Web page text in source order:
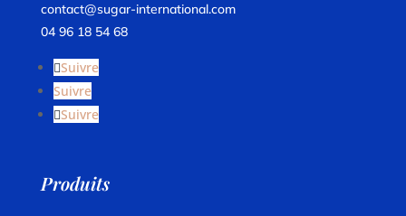
contact@sugar-international.com
04 96 18 54 68
Suivre
Suivre
Suivre
Produits